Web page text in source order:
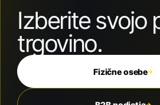
Izberite svojo
trgovino.
Fizične osebe→